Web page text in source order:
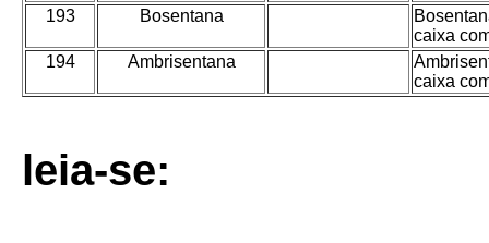
193 Bosentana
caixa
194
Ambrisentana
caixa
leia-se: